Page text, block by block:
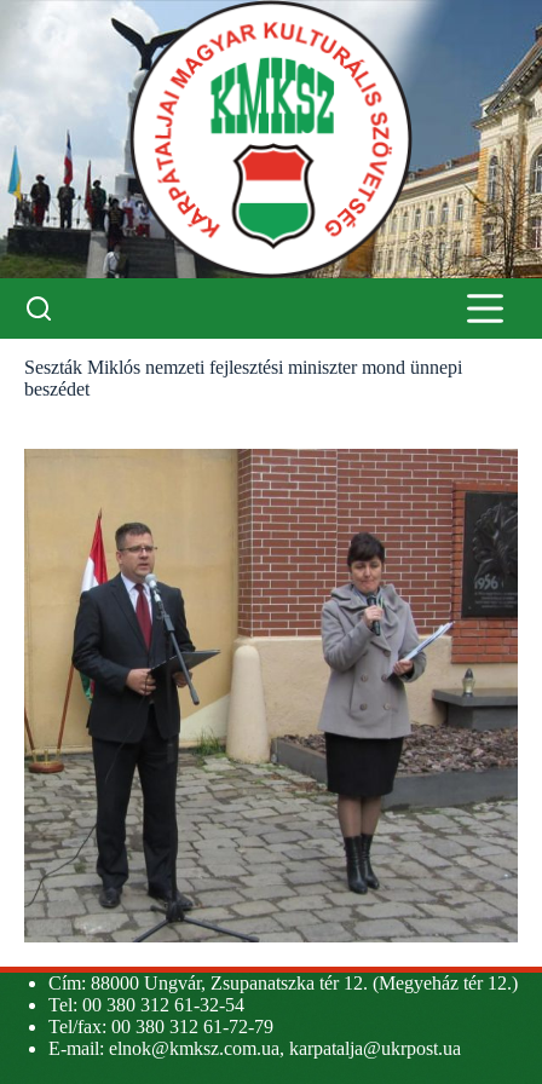
Seszták Miklós nemzeti fejlesztési miniszter mond ünnepi
beszédet
Cím: 88000 Ungvár, Zsupanatszka tér 12. (Megyeház tér 12.)
Tel: 00 380 312 61-32-54
Tel/fax: 00 380 312 61-72-79
E-mail: elnok@kmksz.com.ua, karpatalja@ukrpost.ua